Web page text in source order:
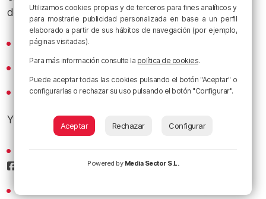
de podcast:
Spotify
iVoox
Y sigue a Radio Popular
Sigue todas las noticias de Bilbao y Bizkaia en nuestro
Conoce la radio desde dentro en nuestro
Utilizamos cookies propias y de terceros para fines analíticos y
para mostrarle publicidad personalizada en base a un perfil
elaborado a partir de sus hábitos de navegación (por ejemplo,
páginas visitadas).
Para más información consulte la política de cookies.
Puede aceptar todas las cookies pulsando el botón "Aceptar" o
configurarlas o rechazar su uso pulsando el botón "Configurar".
Aceptar Rechazar Configurar
Powered by Media Sector S.L.